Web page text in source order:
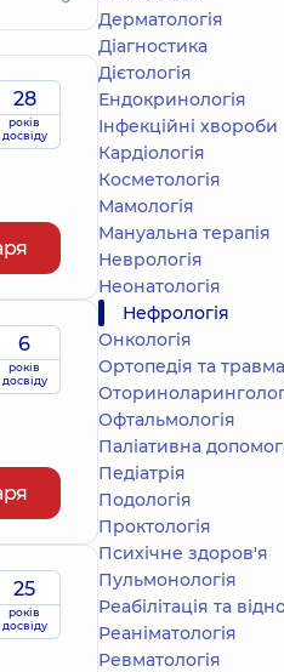
28
років
досвіду
6
років
досвіду
25
років
досвіду
Дерматологія
Діагностика
Дієтологія
Ендокринологія
Інфекційні хвороби
Кардіологія
Косметологія
Мамологія
Мануальна терапія
Неврологія
Неонатологія
Нефрологія
Онкологія
Ортопедія та
Офтальмологія
Паліативна
Педіатрія
Подологiя
Проктологія
Психічне здоров'я
Пульмонологія
Реабілітація та
Реаніматологія
Ревматологія